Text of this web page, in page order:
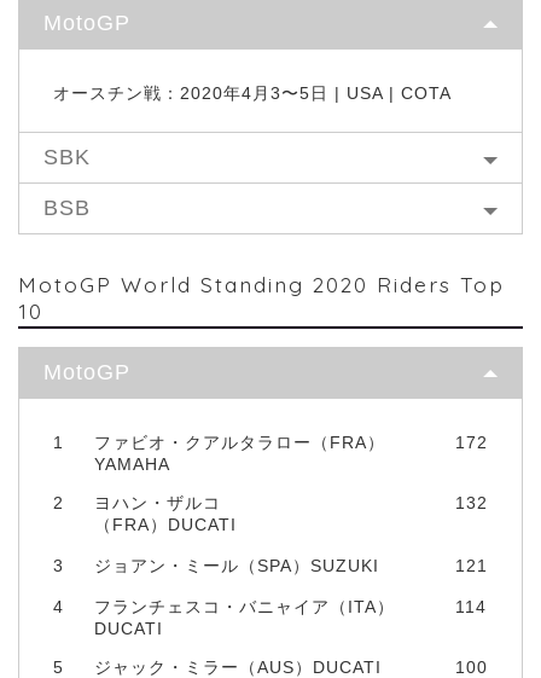
MotoGP
オースチン戦：2020年4月3〜5日 | USA | COTA
SBK
BSB
MotoGP World Standing 2020 Riders Top
10
MotoGP
1
ファビオ・クアルタラロー（FRA）
YAMAHA
172
2
ヨハン・ザルコ
（FRA）DUCATI
132
3 ジョアン・ミール（SPA）SUZUKI 121
4
フランチェスコ・バニャイア（ITA）
DUCATI
114
5 ジャック・ミラー（AUS）DUCATI 100